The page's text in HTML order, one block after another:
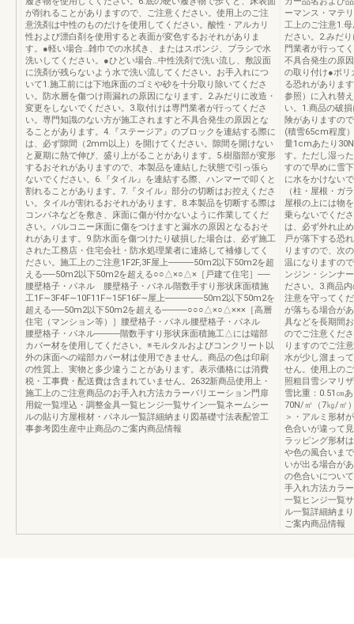
が削れることがありますので、ご注意ください。使用上のご注
意洗剤は中性のものだけを使用してください。酸性・アルカリ
性および漂白剤を使用すると表面が変色するおそれがありま
す。●軽い場合…雑巾での水拭き、またはスポンジ、ブラシで水
洗いしてください。●ひどい場合…中性洗剤で洗い流し、敷設面
に洗剤が残らないよう水で洗い流してください。お手入れにつ
いて1.施工前には下地床面のゴミや砂を十分取り除いてくださ
い。防水層を傷つけ雨漏れの原因になります。2.みだりに改造・
変更をしないでください。3.取付けは専門業者が行ってくださ
い。専門知識のない方が施工されますと不具合発生の原因とな
ることがあります。4.『ステージア』のブロックを連結する際に
は、必ず隙間（2mm以上）を開けてください。隙間を開けない
と夏期に熱で伸び、盛り上がることがあります。5.樹脂部が変形
するおそれがありますので、本製品を連結した状態で引っ張ら
ないでください。6.『タイル』を連結する際、ハンマーで叩くと
割れることがあります。7.『タイル』部分の切断はお控えくださ
い。タイルが割れるおそれがあります。8.本製品を切断する際は
コンパネなどを敷き、床面に傷が付かないように作業してくだ
さい。バルコニー床面に傷をつけますと漏水の原因となるおそ
れがあります。9.防水面を傷つけたり破損した場合は、必ず施工
された工務店・住宅会社・防水処理業者に連絡して補修してく
ださい。施工上のご注意1F2F,3F屋上────50m2以下50m2を超
える──50m2以下50m2を超える○○△×○△×［戸建て住宅］──
腰壁格子・パネル 腰壁格子・パネル階数手すり形状床面積施
工1F∼3F4F∼10F11F∼15F16F∼屋上──────50m2以下50m2を
超える──50m2以下50m2を超える────○○○△×○△×××［高層
住宅（マンション等）］腰壁格子・パネル腰壁格子・パネル
腰壁格子・パネル────階数手すり形状床面積施工△には端部
カバー材を使用してください。※モルタルおよびコンクリート以
外の床面への端部カバー材は使用できません。商品の色は印刷
の性質上、実物と多少違うことがあります。表示価格には消費
税・工事費・配送費は含まれていません。2632新商品使用上・
施工上のご注意商品のお手入れ方法カラーバリエーション門扉
用錠一覧埋込・調整金具一覧ヒンジ一覧サイン一覧ネームシー
ルの貼り方屋根材・パネル一覧詳細納まり図基礎寸法表配管工
事参考図生産中止商品のご案内商品情報
ーマンス・マテ
工上のご注意1.
ださい。2.みだ
門業者が行って
不具合発生の原
の取り付け●ポリ
る恐れがありま
参照）に入れ替
い。1.商品の破
険がありますの
(積雪65cm程度
量1cmあたり
す。ただし湿っ
すので早めに雪
に水をかけない
（柱・屋根・ガ
屋根の上には物
乗らないでくだ
は、必ず外れ止
戸が落下する恐
りますので、次
温になりますの
ンジン・シンナ
ださい。3.商品
注意を守ってく
が落ちる場合が
具などを長期間
のでご注意くだ
りますのでご注
水が少し溜まっ
せん。使用上の
照粗目雪シマリ
雪比重：0.51㎝
70N/㎡（7㎏/㎡
＞・アルミ形材
色合いが違って
ラッピング形材
や色の風合いま
いが出る場合が
の色合いについ
手入れ方法カラ
一覧ヒンジ一覧
ル一覧詳細納ま
ご案内商品情報